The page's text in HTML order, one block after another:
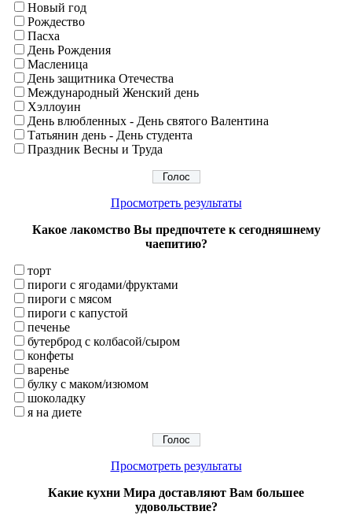
Новый год
Рождество
Пасха
День Рождения
Масленица
День защитника Отечества
Международный Женский день
Хэллоуин
День влюбленных - День святого Валентина
Татьянин день - День студента
Праздник Весны и Труда
Просмотреть результаты
Какое лакомство Вы предпочтете к сегодняшнему
чаепитию?
торт
пироги с ягодами/фруктами
пироги с мясом
пироги с капустой
печенье
бутерброд с колбасой/сыром
конфеты
варенье
булку с маком/изюмом
шоколадку
я на диете
Просмотреть результаты
Какие кухни Мира доставляют Вам большее
удовольствие?